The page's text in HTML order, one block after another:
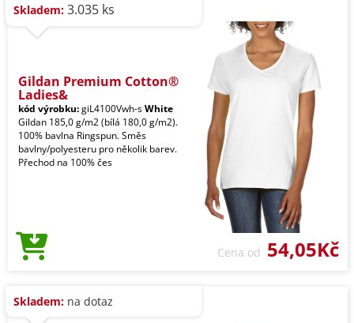
Skladem: 3.035 ks
Gildan Premium Cotton®
Ladies&
kód výrobku:giL4100Vwh-sWhite
Gildan 185,0 g/m2 (bílá 180,0 g/m2).
100% bavlna Ringspun. Směs
bavlny/polyesteru pro několik barev.
Přechod na 100% čes
Cena od 54,05Kč
Skladem: na dotaz